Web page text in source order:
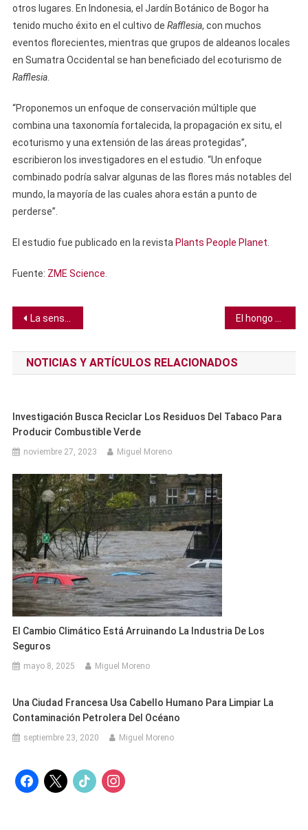
otros lugares. En Indonesia, el Jardín Botánico de Bogor ha
tenido mucho éxito en el cultivo de Rafflesia, con muchos
eventos florecientes, mientras que grupos de aldeanos locales
en Sumatra Occidental se han beneficiado del ecoturismo de
Rafflesia.
“Proponemos un enfoque de conservación múltiple que
combina una taxonomía fortalecida, la propagación ex situ, el
ecoturismo y una extensión de las áreas protegidas”,
escribieron los investigadores en el estudio. “Un enfoque
combinado podría salvar algunas de las flores más notables del
mundo, la mayoría de las cuales ahora están a punto de
perderse”.
El estudio fue publicado en la revista Plants People Planet
Fuente: ZME Science
Navegación
de
entradas
La sensibilidad del cerebro a la insulina puede ser modulada por el ciclo menstrual
NOTICIAS Y ARTÍCULOS RELACIONADOS
Investigación Busca Reciclar Los Residuos Del Tabaco Para
Producir Combustible Verde
noviembre 27, 2023 Miguel Moreno
El Cambio Climático Está Arruinando La Industria De Los
Seguros
mayo 8, 2025 Miguel Moreno
Una Ciudad Francesa Usa Cabello Humano Para Limpiar La
Contaminación Petrolera Del Océano
septiembre 23, 2020 Miguel Moreno
facebook
x tiktok instagram